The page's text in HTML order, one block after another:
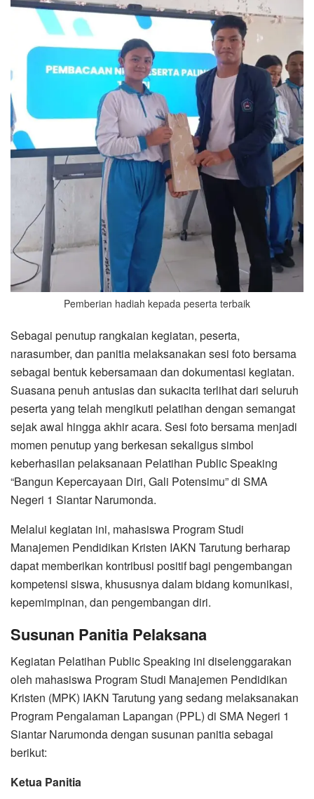
Pemberian hadiah kepada peserta terbaik
Sebagai penutup rangkaian kegiatan, peserta,
narasumber, dan panitia melaksanakan sesi foto bersama
sebagai bentuk kebersamaan dan dokumentasi kegiatan.
Suasana penuh antusias dan sukacita terlihat dari seluruh
peserta yang telah mengikuti pelatihan dengan semangat
sejak awal hingga akhir acara. Sesi foto bersama menjadi
momen penutup yang berkesan sekaligus simbol
keberhasilan pelaksanaan Pelatihan Public Speaking
“Bangun Kepercayaan Diri, Gali Potensimu” di SMA
Negeri 1 Siantar Narumonda.
Melalui kegiatan ini, mahasiswa Program Studi
Manajemen Pendidikan Kristen IAKN Tarutung berharap
dapat memberikan kontribusi positif bagi pengembangan
kompetensi siswa, khususnya dalam bidang komunikasi,
kepemimpinan, dan pengembangan diri.
Susunan Panitia Pelaksana
Kegiatan Pelatihan Public Speaking ini diselenggarakan
oleh mahasiswa Program Studi Manajemen Pendidikan
Kristen (MPK) IAKN Tarutung yang sedang melaksanakan
Program Pengalaman Lapangan (PPL) di SMA Negeri 1
Siantar Narumonda dengan susunan panitia sebagai
berikut:
Ketua Panitia